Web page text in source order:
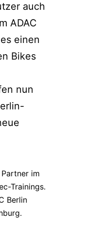
auch
ADAC
einen
Bikes
nun
im
Trainings.
Berlin